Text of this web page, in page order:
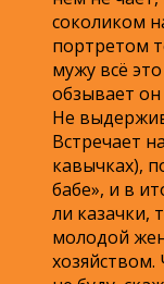
соколиком
портретом
мужу всё
обзывает
Не
Встречает
кавычках),
бабе», и в
ли казачки,
молодой
хозяйством.